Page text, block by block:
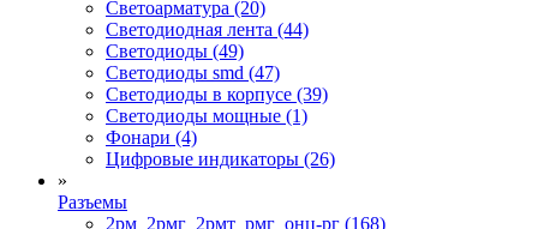
Светоарматура (20)
Светодиодная лента (44)
Светодиоды (49)
Светодиоды smd (47)
Светодиоды в корпусе (39)
Светодиоды мощные (1)
Фонари (4)
Цифровые индикаторы (26)
»
Разъемы
2рм_2рмг_2рмт_рмг_онц-рг (168)